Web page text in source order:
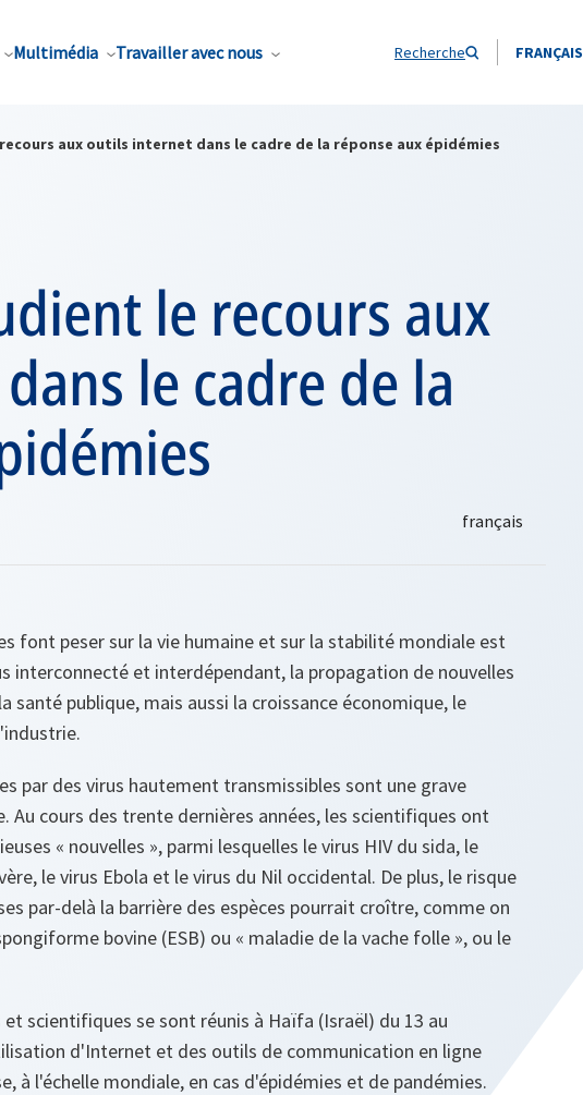
Multimédia Travailler avec nous Recherche FRANÇAIS
aux outils internet dans le cadre de la réponse aux épidémies
le recours aux
le cadre de la
font peser sur la vie humaine et sur la stabilité mondiale est
interconnecté et interdépendant, la propagation de nouvelles
publique, mais aussi la croissance économique, le
par des virus hautement transmissibles sont une grave
Au cours des trente dernières années, les scientifiques ont
« nouvelles », parmi lesquelles le virus HIV du sida, le
le virus Ebola et le virus du Nil occidental. De plus, le risque
par-delà la barrière des espèces pourrait croître, comme on
bovine (ESB) ou « maladie de la vache folle », ou le
scientifiques se sont réunis à Haïfa (Israël) du 13 au
d'Internet et des outils de communication en ligne
à l'échelle mondiale, en cas d'épidémies et de pandémies.